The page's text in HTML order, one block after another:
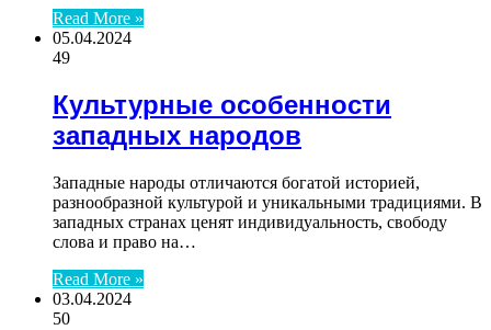
Read More »
05.04.2024
49
Культурные особенности
западных народов
Западные народы отличаются богатой историей,
разнообразной культурой и уникальными традициями. В
западных странах ценят индивидуальность, свободу
слова и право на…
Read More »
03.04.2024
50